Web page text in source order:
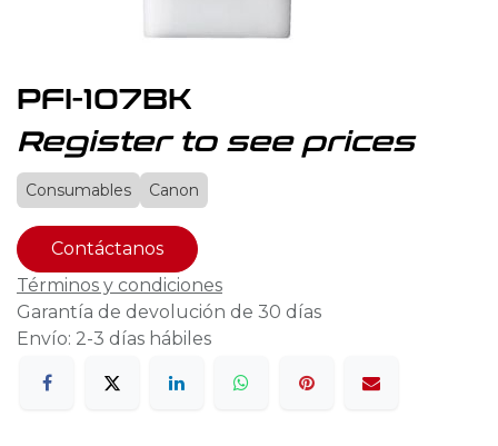
PFI-107BK
Register to see prices
Consumables Canon
Contáctanos
Términos y condiciones
Garantía de devolución de 30 días
Envío: 2-3 días hábiles